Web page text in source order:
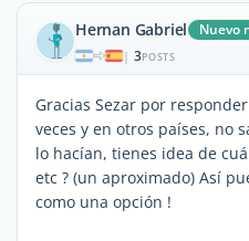
Hernan Gabriel Nuevo
| 3POSTS
Gracias Sezar por
veces y en otros países, no
lo hacían, tienes idea de
etc ? (un aproximado) Así
como una opción !